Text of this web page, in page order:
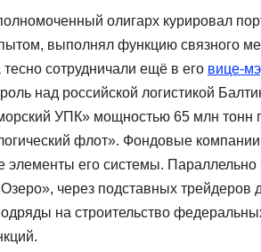
олигарх курировал
выполнял функцию связного
сотрудничали ещё в его вице-
над российской логистикой
УПК» мощностью 65 млн тонн
флот». Фондовые
элементы его системы.
через подставных
на строительство